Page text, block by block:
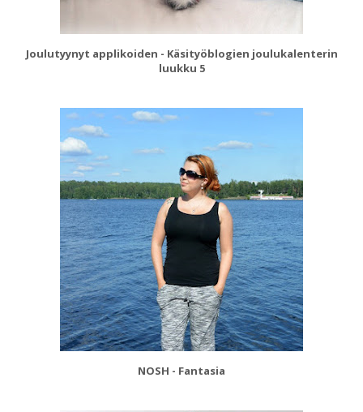
Joulutyynyt applikoiden - Käsityöblogien joulukalenterin
luukku 5
NOSH - Fantasia